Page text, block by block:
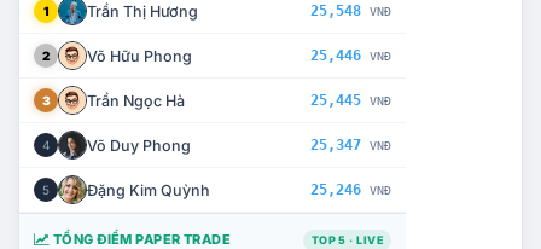
1 Trần Thị Hương 25,548 VNĐ
2 Võ Hữu Phong 25,446 VNĐ
3 Trần Ngọc Hà 25,445 VNĐ
4 Võ Duy Phong 25,347 VNĐ
5 Đặng Kim Quỳnh 25,246 VNĐ
TỔNG ĐIỂM PAPER TRADE TOP 5 · LIVE